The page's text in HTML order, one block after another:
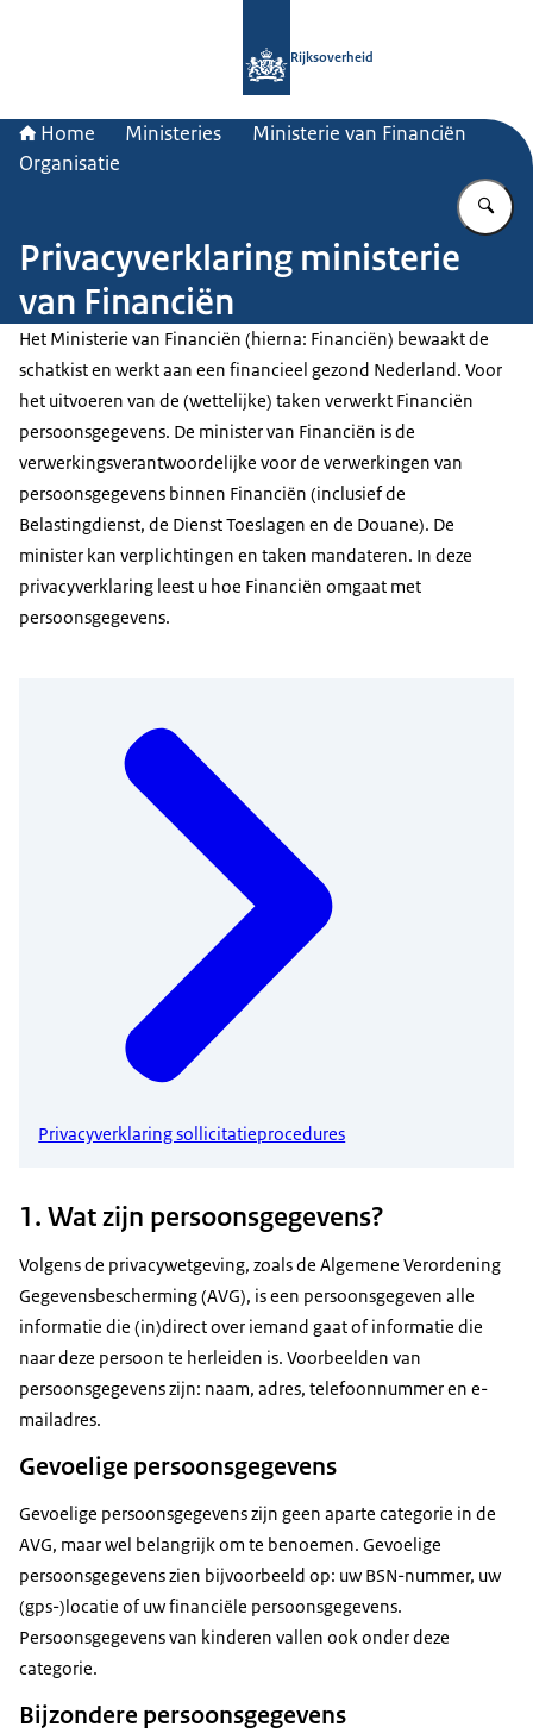
Rijksoverheid
Home Ministeries
Ministerie van Financiën
Organisatie
Privacyverklaring ministerie
van Financiën
Het Ministerie van Financiën (hierna: Financiën) bewaakt de
schatkist en werkt aan een financieel gezond Nederland. Voor
het uitvoeren van de (wettelijke) taken verwerkt Financiën
persoonsgegevens. De minister van Financiën is de
verwerkingsverantwoordelijke voor de verwerkingen van
persoonsgegevens binnen Financiën (inclusief de
Belastingdienst, de Dienst Toeslagen en de Douane). De
minister kan verplichtingen en taken mandateren. In deze
privacyverklaring leest u hoe Financiën omgaat met
persoonsgegevens.
Privacyverklaring sollicitatieprocedures
1. Wat zijn persoonsgegevens?
Volgens de privacywetgeving, zoals de Algemene Verordening
Gegevensbescherming (AVG), is een persoonsgegeven alle
informatie die (in)direct over iemand gaat of informatie die
naar deze persoon te herleiden is. Voorbeelden van
persoonsgegevens zijn: naam, adres, telefoonnummer en e-
mailadres.
Gevoelige persoonsgegevens
Gevoelige persoonsgegevens zijn geen aparte categorie in de
AVG, maar wel belangrijk om te benoemen. Gevoelige
persoonsgegevens zien bijvoorbeeld op: uw BSN-nummer, uw
(gps-)locatie of uw financiële persoonsgegevens.
Persoonsgegevens van kinderen vallen ook onder deze
categorie.
Bijzondere persoonsgegevens